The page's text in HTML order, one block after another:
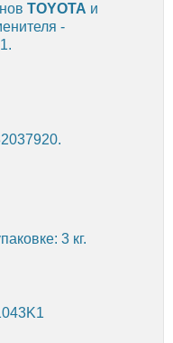
TOYOTA и
-
3 кг.